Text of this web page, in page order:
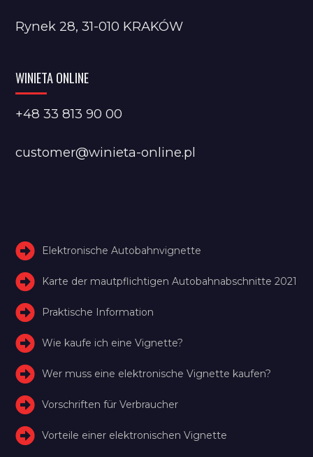
Rynek 28, 31-010 KRAKÓW
WINIETA ONLINE
+48 33 813 90 00
customer@winieta-online.pl
Elektronische Autobahnvignette
Karte der mautpflichtigen Autobahnabschnitte 2021
Praktische Information
Wie kaufe ich eine Vignette?
Wer muss eine elektronische Vignette kaufen?
Vorschriften für Verbraucher
Vorteile einer elektronischen Vignette